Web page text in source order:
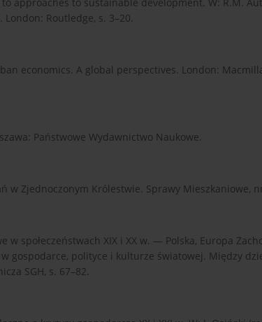
approaches to sustainable development. W: R.M.
Routledge, s. 3–20.
economics. A global perspectives. London:
Państwowe Wydawnictwo Naukowe.
w Zjednoczonym Królestwie. Sprawy Mieszkaniowe,
w społeczeństwach XIX i XX w. — Polska, Europa
w gospodarce, polityce i kulturze światowej. Między
SGH, s. 67–82.